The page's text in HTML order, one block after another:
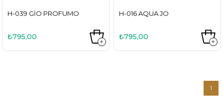
H-039 GIO PROFUMO
₺795,00
H-016 AQUA JO
₺795,00
1